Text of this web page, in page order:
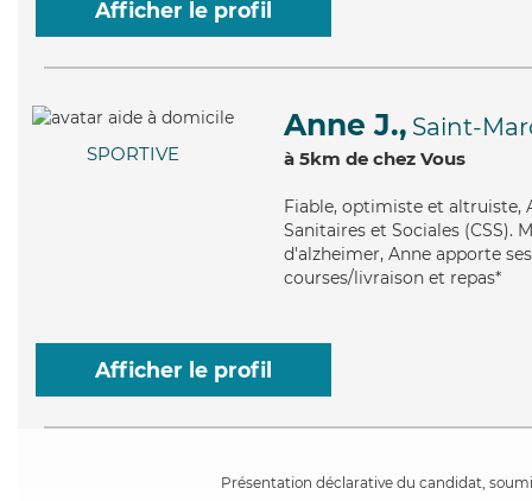
Afficher le profil
SPORTIVE
Anne J., Saint-
à 5km de chez Vous
Fiable, optimiste et altruiste,
Sanitaires et Sociales
d'alzheimer, Anne apporte
courses/livraison et repas*
Afficher le profil
Présentation déclarative du candidat,